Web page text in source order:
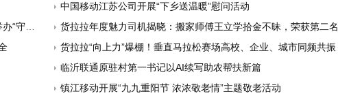
中国移动江苏公司开展“下乡送温暖”慰问活动
”辩论赛
货拉拉年度魅力司机揭晓：搬家师傅王立学拾金不昧，荣获第二名
货拉拉“向上力”爆棚！垂直马拉松赛场高校、企业、城市同频共振
临沂联通原驻村第一书记以AI续写助农帮扶新篇
镇江移动开展“九九重阳节 浓浓敬老情”主题敬老活动